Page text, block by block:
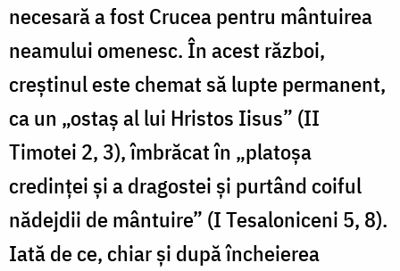
necesară a fost Crucea pentru mântuirea
neamului omenesc. În acest război,
creștinul este chemat să lupte permanent,
ca un „ostaș al lui Hristos Iisus” (II
Timotei 2, 3), îmbrăcat în „platoșa
credinței și a dragostei și purtând coiful
nădejdii de mântuire” (I Tesaloniceni 5, 8).
Iată de ce, chiar și după încheierea